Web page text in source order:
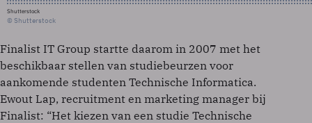
Shutterstock
© Shutterstock
Finalist IT Group startte daarom in 2007 met het
beschikbaar stellen van studiebeurzen voor
aankomende studenten Technische Informatica.
Ewout Lap, recruitment en marketing manager bij
Finalist: “Het kiezen van een studie Technische